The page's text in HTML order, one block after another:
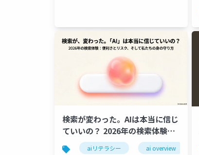
検索が変わった。AIは本当に信じ
ていいの？ 2026年の検索体験と
リスク aiリテラシー ai overview